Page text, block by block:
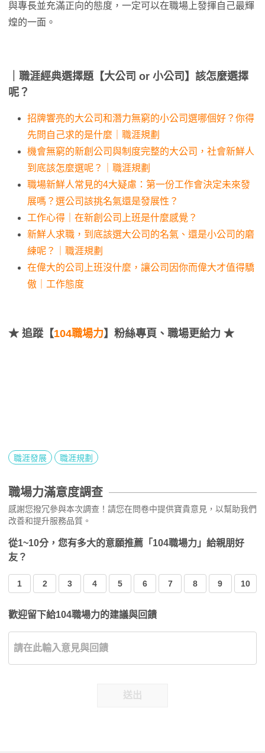
與專長並充滿正向的態度，一定可以在職場上發揮自己最輝
煌的一面。
｜職涯經典選擇題【大公司 or 小公司】該怎麼選擇
呢？
招牌響亮的大公司和潛力無窮的小公司選哪個好？你得
先問自己求的是什麼｜職涯規劃
機會無窮的新創公司與制度完整的大公司，社會新鮮人
到底該怎麼選呢？｜職涯規劃
職場新鮮人常見的4大疑慮：第一份工作會決定未來發
展嗎？選公司該挑名氣還是發展性？
工作心得｜在新創公司上班是什麼感覺？
新鮮人求職，到底該選大公司的名氣、還是小公司的磨
練呢？｜職涯規劃
在偉大的公司上班沒什麼，讓公司因你而偉大才值得驕
傲｜工作態度
★ 追蹤【104職場力】粉絲專頁、職場更給力 ★
職涯發展 職涯規劃
職場力滿意度調查
感謝您撥冗參與本次調查！請您在問卷中提供寶貴意見，以幫助我們
改善和提升服務品質。
從1~10分，您有多大的意願推薦「104職場力」給親朋好
友？
1 2 3 4 5 6 7 8 9 10
歡迎留下給104職場力的建議與回饋
送出